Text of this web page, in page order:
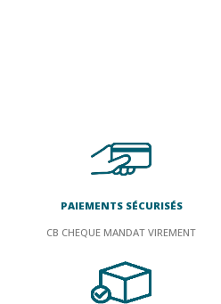
PAIEMENTS SÉCURISÉS
CB CHEQUE MANDAT VIREMENT